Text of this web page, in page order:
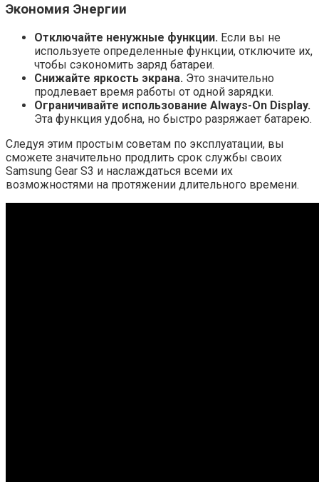
Экономия Энергии
Отключайте ненужные функции. Если вы не
используете определенные функции, отключите их,
чтобы сэкономить заряд батареи.
Снижайте яркость экрана. Это значительно
продлевает время работы от одной зарядки.
Ограничивайте использование Always-On Display.
Эта функция удобна, но быстро разряжает батарею.
Следуя этим простым советам по эксплуатации, вы
сможете значительно продлить срок службы своих
Samsung Gear S3 и наслаждаться всеми их
возможностями на протяжении длительного времени.